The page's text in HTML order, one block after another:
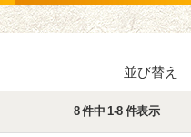
並び替え
8 件中 1-8 件表示